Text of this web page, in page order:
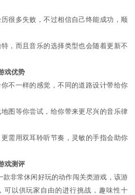
很多失败，不过相信自己终能成功，顺
，而且音乐的选择类型也会随着更新不
戏优势
不一样的感觉，不同的道路设计带给你
图等你尝试，给你带来更尽兴的音乐律
需用双耳聆听节奏，灵敏的手指会助你
戏测评
款非常休闲好玩的动作闯关类游戏，该游
可以供玩家自由的进行挑战，趣味性十